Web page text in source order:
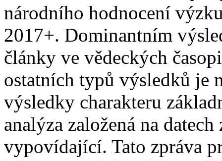
národního hodnocení
2017+. Dominantním
články ve vědeckých
ostatních typů výsledků je
výsledky charakteru
analýza založená na
vypovídající. Tato zpráva